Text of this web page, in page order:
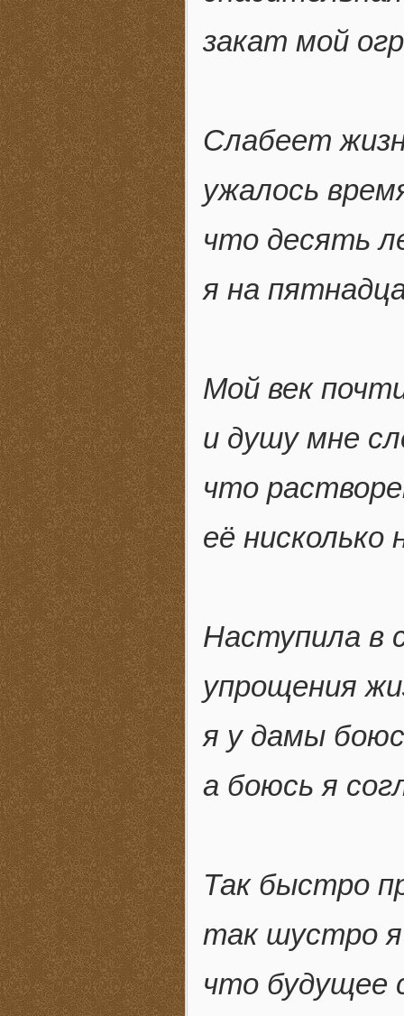
закат мой
Слабеет
ужалось
что десять
я на
Мой век
и душу мне
что
её
Наступила в
упрощения
я у дамы
а боюсь я
Так быстро
так шустро я
что будущее